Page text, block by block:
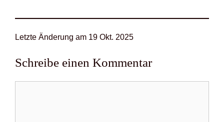
Letz­te Ände­rung am 19 Okt. 2025
Schreibe einen Kommentar